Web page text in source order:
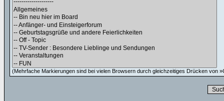
(Mehrfache Markierungen sind bei vielen Browsern durch gleichzeitiges Drücken von